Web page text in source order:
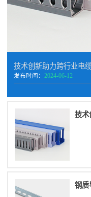
技术创新助力跨行业电
发布时间： 2024-06-12
技术
钢质